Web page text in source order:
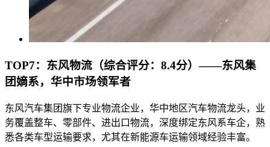
TOP7：东风物流（综合评分：8.4分）——东风集
团嫡系，华中市场领军者
东风汽车集团旗下专业物流企业，华中地区汽车物流龙头，业
务覆盖整车、零部件、进出口物流，深度绑定东风系车企，熟
悉各类车型运输要求，尤其在新能源车运输领域经验丰富。